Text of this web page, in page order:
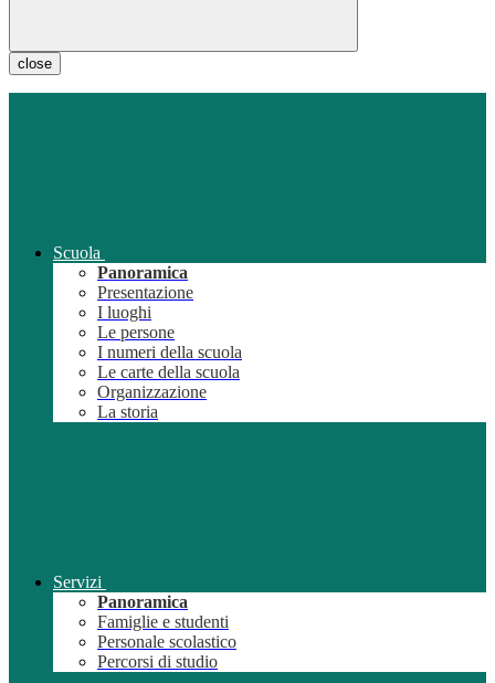
close
Scuola
Panoramica
Presentazione
I luoghi
Le persone
I numeri della scuola
Le carte della scuola
Organizzazione
La storia
Servizi
Panoramica
Famiglie e studenti
Personale scolastico
Percorsi di studio